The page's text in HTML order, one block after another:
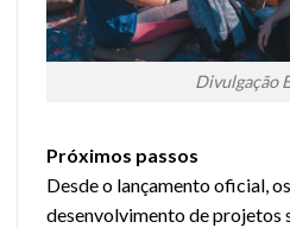
Divulgação
Próximos passos
Desde o lançamento oficial,
desenvolvimento de projetos